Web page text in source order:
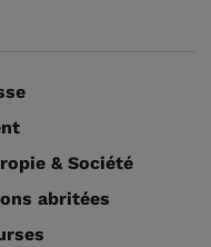
& Société
abritées